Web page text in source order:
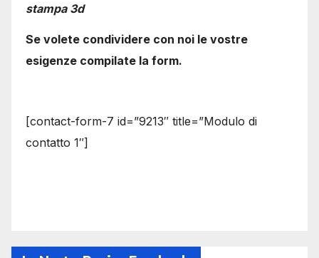
stampa 3d
Se volete condividere con noi le vostre
esigenze compilate la form.
[contact-form-7 id=”9213″ title=”Modulo di
contatto 1″]